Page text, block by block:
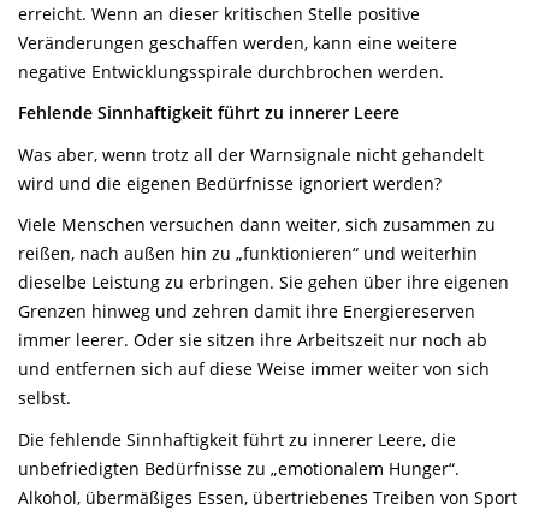
erreicht. Wenn an dieser kritischen Stelle positive
Veränderungen geschaffen werden, kann eine weitere
negative Entwicklungsspirale durchbrochen werden.
Fehlende Sinnhaftigkeit führt zu innerer Leere
Was aber, wenn trotz all der Warnsignale nicht gehandelt
wird und die eigenen Bedürfnisse ignoriert werden?
Viele Menschen versuchen dann weiter, sich zusammen zu
reißen, nach außen hin zu „funktionieren“ und weiterhin
dieselbe Leistung zu erbringen. Sie gehen über ihre eigenen
Grenzen hinweg und zehren damit ihre Energiereserven
immer leerer. Oder sie sitzen ihre Arbeitszeit nur noch ab
und entfernen sich auf diese Weise immer weiter von sich
selbst.
Die fehlende Sinnhaftigkeit führt zu innerer Leere, die
unbefriedigten Bedürfnisse zu „emotionalem Hunger“.
Alkohol, übermäßiges Essen, übertriebenes Treiben von Sport